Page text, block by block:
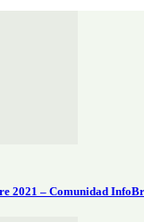
2021 – Comunidad